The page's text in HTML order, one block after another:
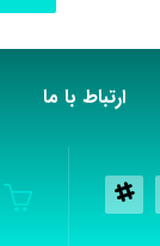
ارتباط با ما